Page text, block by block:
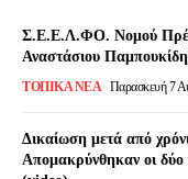
Σ.Ε.Ε.Λ.ΦΟ. Νομού
Αναστάσιου Παμπουκίδη
ΤΟΠΙΚΆ ΝΈΑ Παρασκευή 7
Δικαίωση μετά από
Απομακρύνθηκαν οι δύο